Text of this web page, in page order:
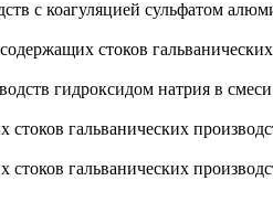
с коагуляцией сульфатом
стоков
гидроксидом натрия в смеси
гальванических
гальванических